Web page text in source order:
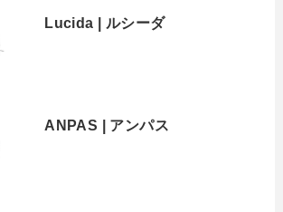
Lucida | ルシーダ
ANPAS | アンパス